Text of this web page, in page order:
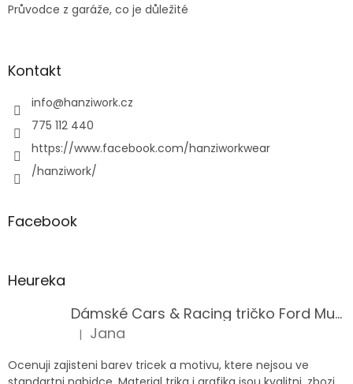
Průvodce z garáže, co je důležité
Kontakt
info@hanziwork.cz
775 112 440
https://www.facebook.com/hanziworkwear
/hanziwork/
Facebook
Heureka
Dámské Cars & Racing tričko Ford Mustang 5. generace
Hodnocení produktu je 5 z 5 hvězdiček.
| Jana
Ocenuji zajisteni barev tricek a motivu, ktere nejsou ve